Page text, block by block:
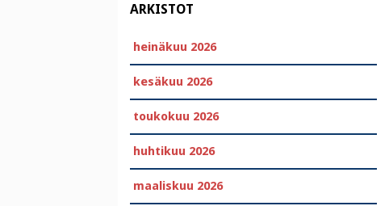
ARKISTOT
heinäkuu 2026
kesäkuu 2026
toukokuu 2026
huhtikuu 2026
maaliskuu 2026